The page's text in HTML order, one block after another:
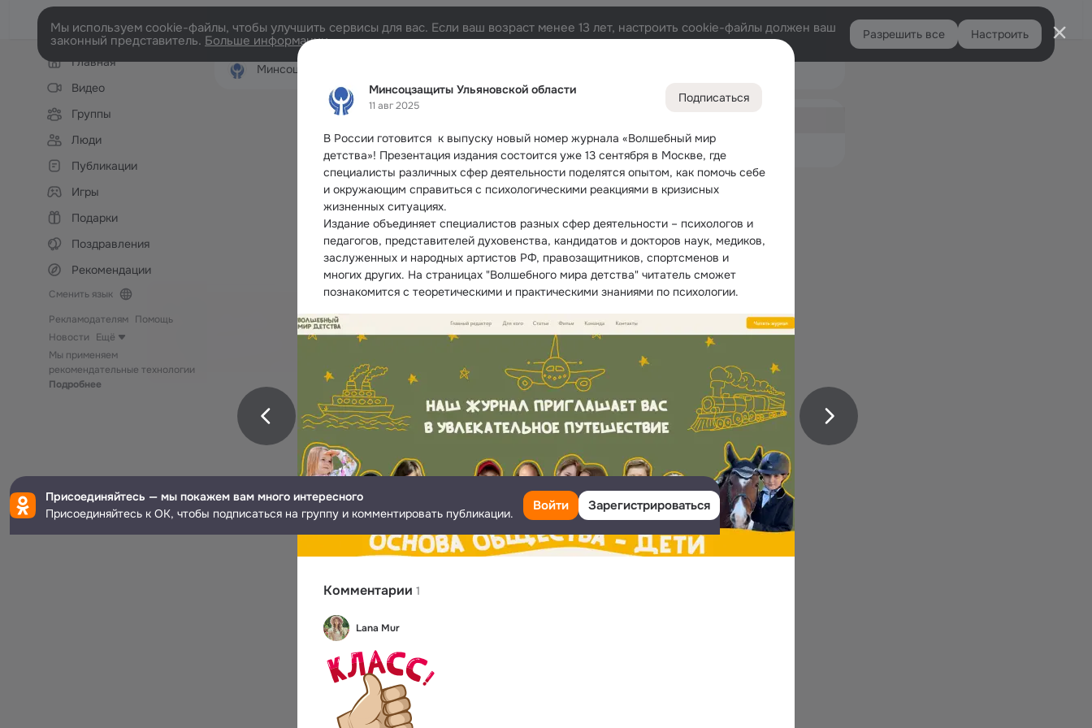
Минсоцзащиты Ульяновской области
11 авг 2025
Подписаться
В России готовится  к выпуску новый номер журнала «Волшебный мир
детства»! Презентация издания состоится уже 13 сентября в Москве, где
специалисты различных сфер деятельности поделятся опытом, как помочь себе
и окружающим справиться с психологическими реакциями в кризисных
жизненных ситуациях.
Издание объединяет специалистов разных сфер деятельности – психологов и
педагогов, представителей духовенства, кандидатов и докторов наук, медиков,
заслуженных и народных артистов РФ, правозащитников, спортсменов и
многих других. На страницах "Волшебного мира детства" читатель сможет
познакомится с теоретическими и практическими знаниями по психологии.
Комментарии 1
Lana Mur
Войти
Мы используем cookie-файлы, чтобы улучшить сервисы для вас. Если ваш возраст менее 13 лет, настроить cookie-файлы должен ваш
законный представитель. Больше информации Разрешить все Настроить
Левая
колонкаГлавная
Видео
Группы
Люди
Публикации
Игры
Подарки
Поздравления
Рекомендации
Сменить язык
Рекламодателям Помощь
Новости
Ещё
Мы применяем
рекомендательные технологии
Подробнее
Минсоцзащиты Ульяновской области
Дополнительная
Обсуждаемые
Присоединяйтесь — мы покажем вам много интересного
Присоединяйтесь к ОК, чтобы подписаться на группу и комментировать публикации.
Войти Зарегистрироваться